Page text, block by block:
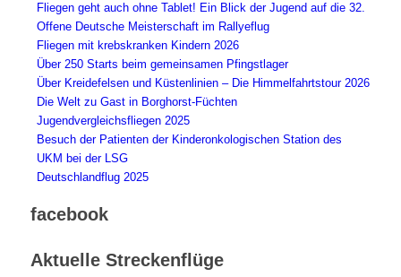
Fliegen geht auch ohne Tablet! Ein Blick der Jugend auf die 32.
Offene Deutsche Meisterschaft im Rallyeflug
Fliegen mit krebskranken Kindern 2026
Über 250 Starts beim gemeinsamen Pfingstlager
Über Kreidefelsen und Küstenlinien – Die Himmelfahrtstour 2026
Die Welt zu Gast in Borghorst-Füchten
Jugendvergleichsfliegen 2025
Besuch der Patienten der Kinderonkologischen Station des
UKM bei der LSG
Deutschlandflug 2025
facebook
Aktuelle Streckenflüge